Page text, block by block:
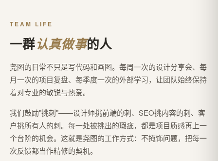
TEAM LIFE
一群认真做事的人
尧图的日常不只是写代码和画图。每周一次的设计分享会、每
月一次的项目复盘、每季度一次的外部学习，让团队始终保持
着对专业的敏锐与热爱。
我们鼓励"挑刺"——设计师挑前端的刺、SEO挑内容的刺、客
户挑所有人的刺。每一处被挑出的瑕疵，都是项目质感再上一
个台阶的机会。这就是尧图的工作方式：不掩饰问题，把每一
次反馈都当作精修的契机。